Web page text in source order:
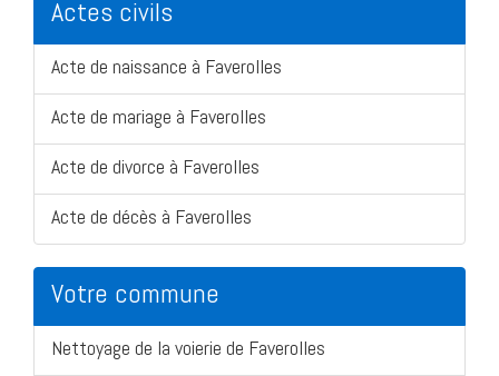
Actes civils
Acte de naissance à Faverolles
Acte de mariage à Faverolles
Acte de divorce à Faverolles
Acte de décès à Faverolles
Votre commune
Nettoyage de la voierie de Faverolles